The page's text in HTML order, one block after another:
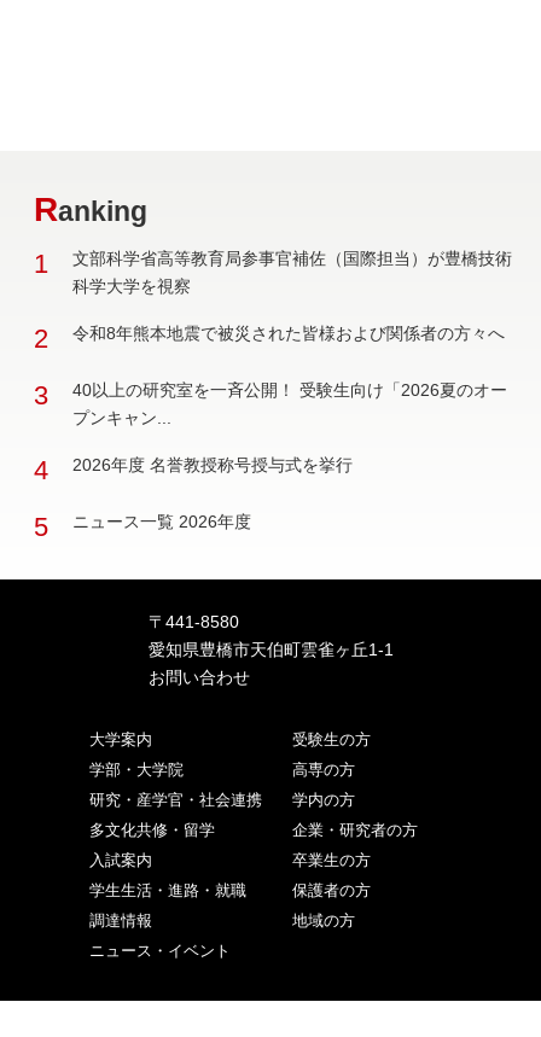
Ranking
1
文部科学省高等教育局参事官補佐（国際担当）が豊橋技術
科学大学を視察
2 令和8年熊本地震で被災された皆様および関係者の方々へ
3
40以上の研究室を一斉公開！ 受験生向け「2026夏のオー
プンキャン...
4 2026年度 名誉教授称号授与式を挙行
5 ニュース一覧 2026年度
〒441-8580
愛知県豊橋市天伯町雲雀ヶ丘1-1
お問い合わせ
大学案内
学部・大学院
研究・産学官・社会連携
多文化共修・留学
入試案内
学生生活・進路・就職
調達情報
ニュース・イベント
受験生の方
高専の方
学内の方
企業・研究者の方
卒業生の方
保護者の方
地域の方